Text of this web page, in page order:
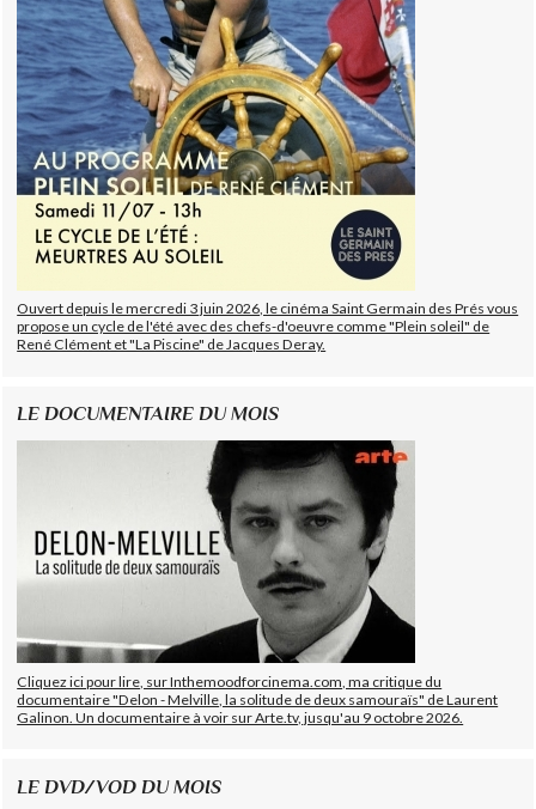
Ouvert depuis le mercredi 3 juin 2026, le cinéma Saint Germain des Prés vous
propose un cycle de l'été avec des chefs-d'oeuvre comme "Plein soleil" de
René Clément et "La Piscine" de Jacques Deray.
LE DOCUMENTAIRE DU MOIS
Cliquez ici pour lire, sur Inthemoodforcinema.com, ma critique du
documentaire "Delon - Melville, la solitude de deux samouraïs" de Laurent
Galinon. Un documentaire à voir sur Arte.tv, jusqu'au 9 octobre 2026.
LE DVD/VOD DU MOIS